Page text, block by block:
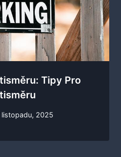
Tipy Pro
listopadu, 2025